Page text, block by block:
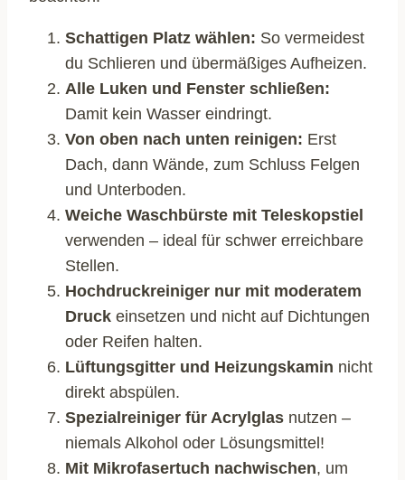
Schattigen Platz wählen: So vermeidest
du Schlieren und übermäßiges Aufheizen.
Alle Luken und Fenster schließen:
Damit kein Wasser eindringt.
Von oben nach unten reinigen: Erst
Dach, dann Wände, zum Schluss Felgen
und Unterboden.
Weiche Waschbürste mit Teleskopstiel
verwenden – ideal für schwer erreichbare
Stellen.
Hochdruckreiniger nur mit moderatem
Druck einsetzen und nicht auf Dichtungen
oder Reifen halten.
Lüftungsgitter und Heizungskamin nicht
direkt abspülen.
Spezialreiniger für Acrylglas nutzen –
niemals Alkohol oder Lösungsmittel!
Mit Mikrofasertuch nachwischen, um